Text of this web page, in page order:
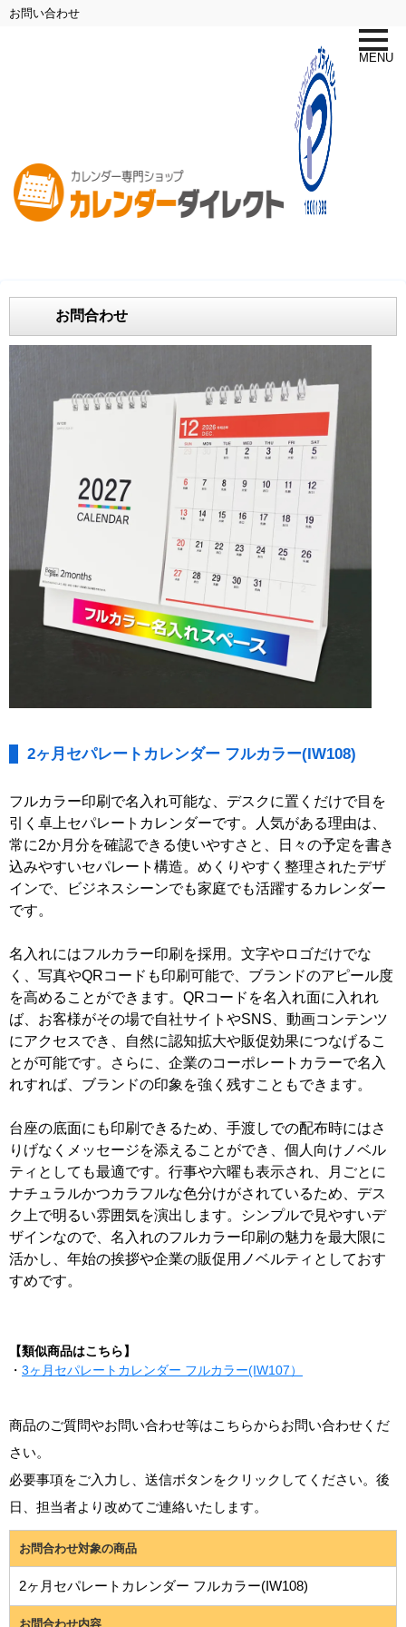
お問い合わせ
toggle
MENU
お問合わせ
2ヶ月セパレートカレンダー フルカラー(IW108)
フルカラー印刷で名入れ可能な、デスクに置くだけで目を
引く卓上セパレートカレンダーです。人気がある理由は、
常に2か月分を確認できる使いやすさと、日々の予定を書き
込みやすいセパレート構造。めくりやすく整理されたデザ
インで、ビジネスシーンでも家庭でも活躍するカレンダー
です。
名入れにはフルカラー印刷を採用。文字やロゴだけでな
く、写真やQRコードも印刷可能で、ブランドのアピール度
を高めることができます。QRコードを名入れ面に入れれ
ば、お客様がその場で自社サイトやSNS、動画コンテンツ
にアクセスでき、自然に認知拡大や販促効果につなげるこ
とが可能です。さらに、企業のコーポレートカラーで名入
れすれば、ブランドの印象を強く残すこともできます。
台座の底面にも印刷できるため、手渡しでの配布時にはさ
りげなくメッセージを添えることができ、個人向けノベル
ティとしても最適です。行事や六曜も表示され、月ごとに
ナチュラルかつカラフルな色分けがされているため、デス
ク上で明るい雰囲気を演出します。シンプルで見やすいデ
ザインなので、名入れのフルカラー印刷の魅力を最大限に
活かし、年始の挨拶や企業の販促用ノベルティとしておす
すめです。
【類似商品はこちら】
・ 3ヶ月セパレートカレンダー フルカラー(IW107）
商品のご質問やお問い合わせ等はこちらからお問い合わせくだ
さい。
必要事項をご入力し、送信ボタンをクリックしてください。後
日、担当者より改めてご連絡いたします。
お問合わせ対象の商品
2ヶ月セパレートカレンダー フルカラー(IW108)
お問合わせ内容